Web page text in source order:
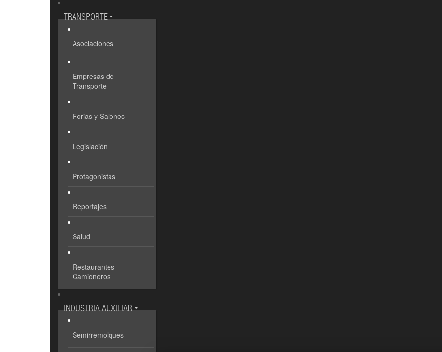
TRANSPORTE
Asociaciones
Empresas de
Transporte
Ferias y Salones
Legislación
Protagonistas
Reportajes
Salud
Restaurantes
Camioneros
INDUSTRIA AUXILIAR
Semirremolques